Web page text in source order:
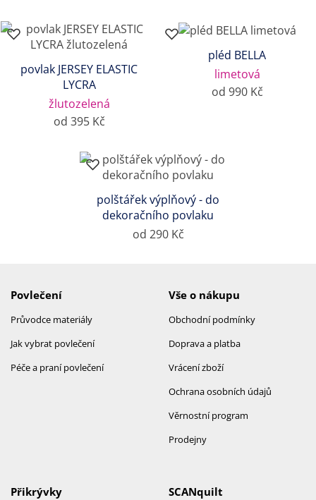
povlak JERSEY ELASTIC
LYCRA
žlutozelená
od 395 Kč
pléd BELLA
limetová
od 990 Kč
polštářek výplňový - do
dekoračního povlaku
od 290 Kč
Povlečení
Průvodce materiály
Jak vybrat povlečení
Péče a praní povlečení
Vše o nákupu
Obchodní podmínky
Doprava a platba
Vrácení zboží
Ochrana osobních údajů
Věrnostní program
Prodejny
SCANquilt
Přikrývky